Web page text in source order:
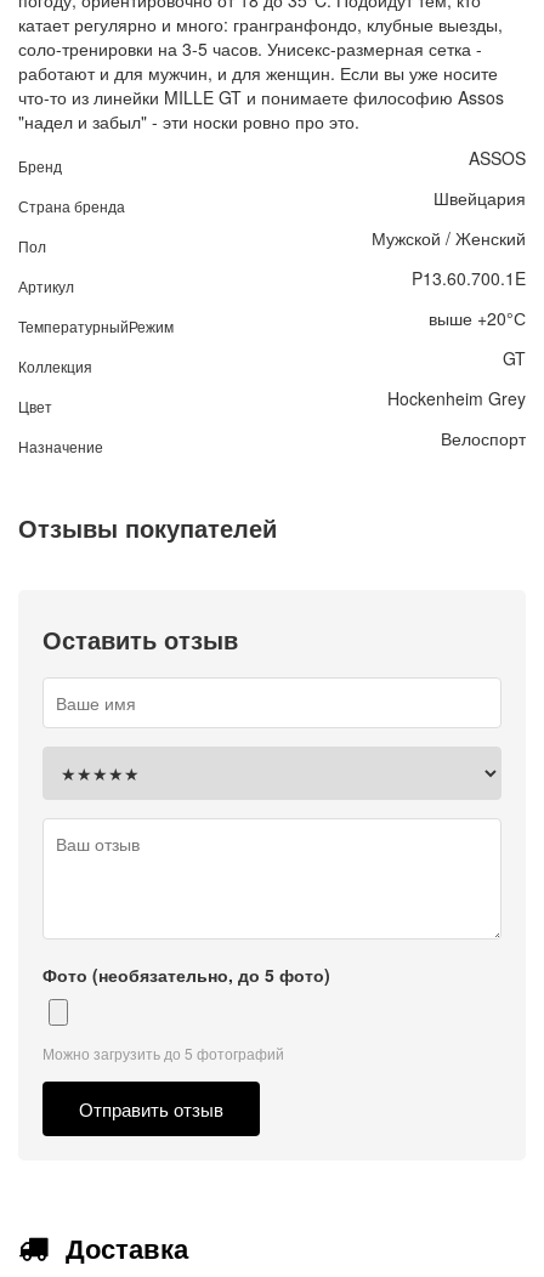
катает регулярно и много: грангранфондо, клубные выезды,
соло-тренировки на 3-5 часов. Унисекс-размерная сетка -
работают и для мужчин, и для женщин. Если вы уже носите
что-то из линейки MILLE GT и понимаете философию Assos
"надел и забыл" - эти носки ровно про это.
Бренд ASSOS
Страна бренда Швейцария
Пол Мужской / Женский
Артикул P13.60.700.1E
ТемпературныйРежим выше +20°С
Коллекция GT
Цвет Hockenheim Grey
Назначение Велоспорт
Отзывы покупателей
Оставить отзыв
Фото (необязательно, до 5 фото)
Можно загрузить до 5 фотографий
Отправить отзыв
Доставка